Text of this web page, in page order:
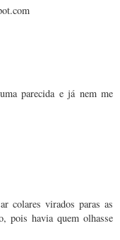
parecida e já nem me
colares virados paras as
pois havia quem olhasse